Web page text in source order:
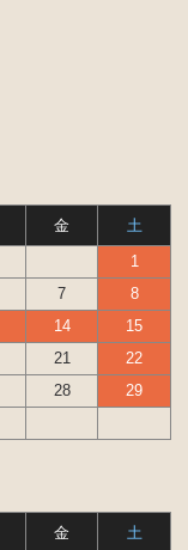
金
土
1
7
8
14
15
21
22
28
29
金
土